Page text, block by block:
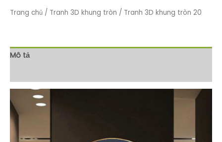
Trang chủ / Tranh 3D khung tròn / Tranh 3D khung tròn 20
Mô tả